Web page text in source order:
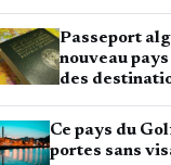
Passeport
nouveau
des
Ce pays du
portes sans